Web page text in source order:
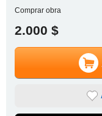
Comprar obra
2.000 $